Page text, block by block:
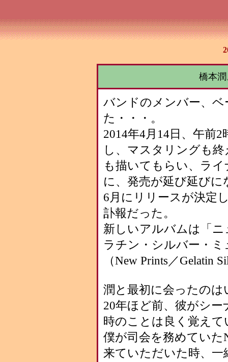
橋本
バンドのメンバー、
た・・・。
2014年4月14日、午前
し、マスタリングも
も描いてもらい、ラ
に、発売が延び延びに
6月にリリースが決定
訃報だった。
新しいアルバムは「
ラチン・シルバー・
（New Prints／Gelatin
潤と最初に会ったの
20年ほど前、彼がシ
時のことは良く覚えて
僕が司会を務めていた
来ていただいた時、